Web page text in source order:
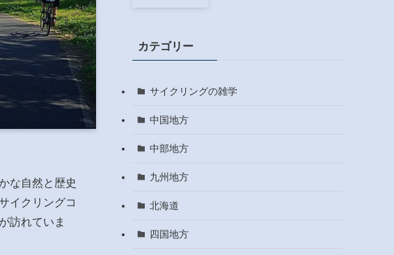
な自然と歴史
イクリングコ
訪れていま
カテゴリー
サイクリングの雑学
中国地方
中部地方
九州地方
北海道
四国地方